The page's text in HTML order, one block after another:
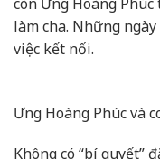
làm cha. Những
việc kết nối.
Ưng Hoàng Phúc và
Không có “bí quyết”